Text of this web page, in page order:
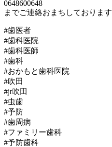
0648600648
までご連絡おまちしております
#歯医者
#歯科医院
#歯科医師
#歯科
#おかもと歯科医院
#吹田
#jr吹田
#虫歯
#予防
#歯周病
#ファミリー歯科
#予防歯科